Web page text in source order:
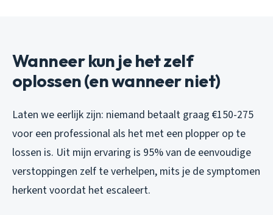
Wanneer kun je het zelf
oplossen (en wanneer niet)
Laten we eerlijk zijn: niemand betaalt graag €150-275
voor een professional als het met een plopper op te
lossen is. Uit mijn ervaring is 95% van de eenvoudige
verstoppingen zelf te verhelpen, mits je de symptomen
herkent voordat het escaleert.